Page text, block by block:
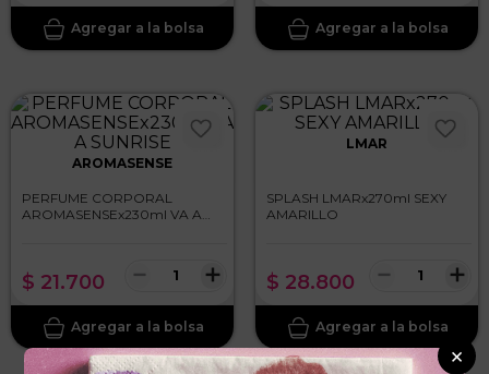
AROMASENSE
PERFUME CORPORAL
AROMASENSEx230ml VA A
$ 21.700 ＋
－
LMAR
SPLASH LMARx270ml SEXY
AMARILLO
$ 28.800 ＋
－
×